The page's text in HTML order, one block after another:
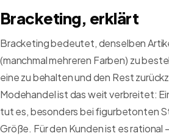
Bracketing, erklärt
Bracketing bedeutet, denselben
(manchmal mehreren Farben) zu
eine zu behalten und den Rest
Modehandel ist das weit verbreitet:
tut es, besonders bei figurbetonten
Größe. Für den Kunden ist es rational